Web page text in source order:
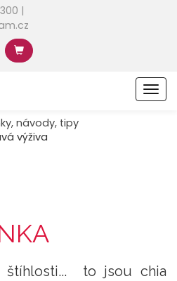
|
návody, tipy
výživa
štíhlosti... to jsou chia